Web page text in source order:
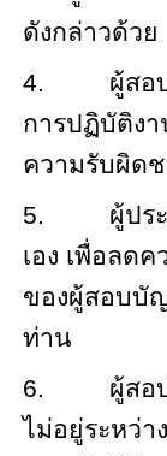
ดังกล่าวด้วย
4. ผู้สอ
การปฏิบัติง
ความรับผิด
5. ผู้ปร
เอง เพื่อลด
ของผู้สอบบั
ท่าน
6. ผู้สอ
ไม่อยู่ระหว่